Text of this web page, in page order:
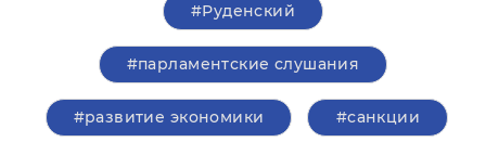
#Руденский
#парламентские слушания
#развитие экономики #санкции